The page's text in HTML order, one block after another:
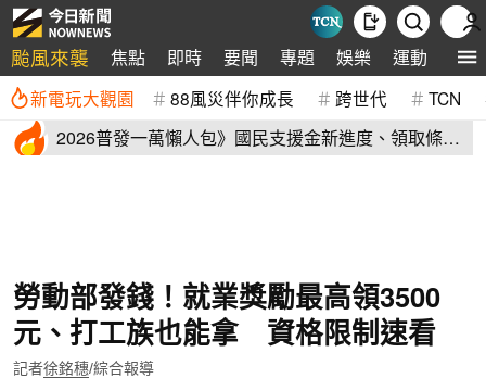
颱風來襲 焦點 即時 要聞 專題 娛樂 運動 全球
新電玩大觀園 88風災伴你成長 跨世代 TCN
2026普發一萬懶人包》國民支援金新進度、領取條
勞動部發錢！就業獎勵最高領3500
元、打工族也能拿 資格限制速看
記者徐銘穗/綜合報導